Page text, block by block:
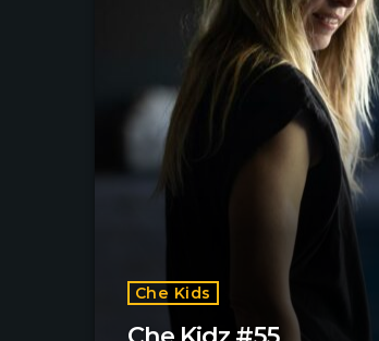
Che Kids